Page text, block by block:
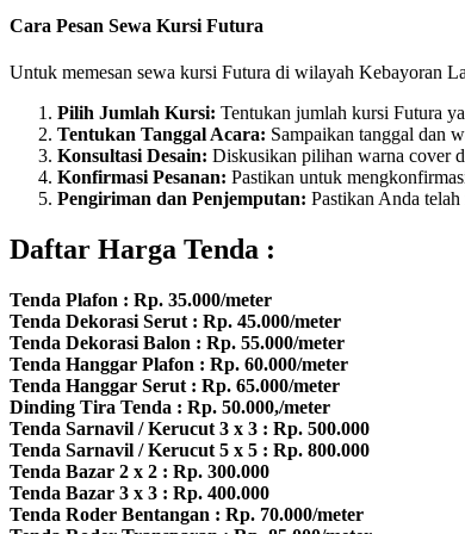
Cara Pesan Sewa Kursi Futura
Untuk memesan sewa kursi Futura di wilayah Kebayoran
Pilih Jumlah Kursi: Tentukan jumlah kursi Futura
Tentukan Tanggal Acara: Sampaikan tanggal dan
Konsultasi Desain: Diskusikan pilihan warna cover
Konfirmasi Pesanan: Pastikan untuk
Pengiriman dan Penjemputan: Pastikan Anda
Daftar Harga Tenda :
Tenda Plafon : Rp. 35.000/meter
Tenda Dekorasi Serut : Rp. 45.000/meter
Tenda Dekorasi Balon : Rp. 55.000/meter
Tenda Hanggar Plafon : Rp. 60.000/meter
Tenda Hanggar Serut : Rp. 65.000/meter
Dinding Tira Tenda : Rp. 50.000,/meter
Tenda Sarnavil / Kerucut 3 x 3 : Rp. 500.000
Tenda Sarnavil / Kerucut 5 x 5 : Rp. 800.000
Tenda Bazar 2 x 2 : Rp. 300.000
Tenda Bazar 3 x 3 : Rp. 400.000
Tenda Roder Bentangan : Rp. 70.000/meter